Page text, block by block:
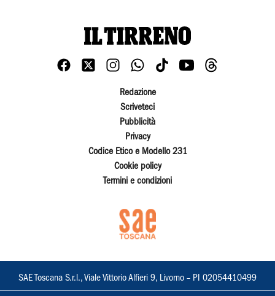
Redazione
Scriveteci
Pubblicità
Privacy
Codice Etico e Modello 231
Cookie policy
Termini e condizioni
SAE Toscana S.r.l., Viale Vittorio Alfieri 9, Livorno – PI 02054410499